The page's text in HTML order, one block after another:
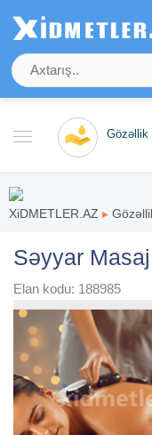
Gözəllik
XiDMETLER.AZ ▸
Səyyar Masaj
Elan kodu: 188985